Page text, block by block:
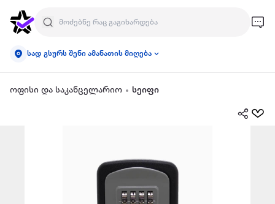
სად გსურს შენი ამანათის მიღება
ოფისი და საკანცელარიო სეიფი